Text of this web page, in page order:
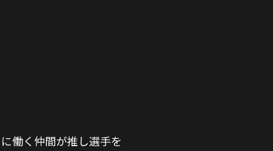
働く仲間が推し選手を